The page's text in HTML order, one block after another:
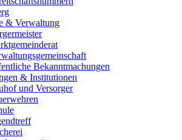
& Verwaltung
Bekanntmachungen
& Institutionen
und Versorger